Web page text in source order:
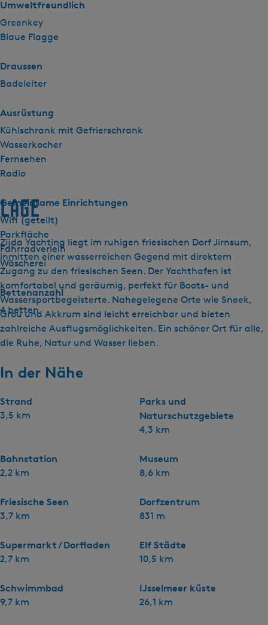
Umweltfreundlich
Greenkey
Blaue Flagge
Draussen
Badeleiter
Ausrüstung
Kühlschrank mit Gefrierschrank
Wasserkocher
Fernsehen
Radio
Gemeinsame Einrichtungen
Wifi (geteilt)
Parkfläche
Fahrradverleih
Wäscherei
Bettenanzahl
4 betten
Lage
Zijda Yachting liegt im ruhigen friesischen Dorf Jirnsum,
inmitten einer wasserreichen Gegend mit direktem
Zugang zu den friesischen Seen. Der Yachthafen ist
komfortabel und geräumig, perfekt für Boots- und
Wassersportbegeisterte. Nahegelegene Orte wie Sneek,
Grou und Akkrum sind leicht erreichbar und bieten
zahlreiche Ausflugsmöglichkeiten. Ein schöner Ort für alle,
die Ruhe, Natur und Wasser lieben.
In der Nähe
Strand
3,5 km
Parks und
Naturschutzgebiete
4,3 km
Bahnstation
2,2 km
Museum
8,6 km
Friesische Seen
3,7 km
Dorfzentrum
831 m
Supermarkt / Dorfladen
2,7 km
Elf Städte
10,5 km
Schwimmbad
9,7 km
IJsselmeer küste
26,1 km